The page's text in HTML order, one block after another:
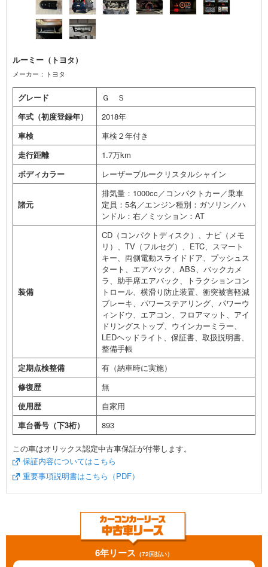
ルーミー（トヨタ）
メーカー：トヨタ
グレード
Ｇ Ｓ
年式（初度登録年）
2018年
車検
車検２年付き
走行距離
1.7万km
ボディカラー
レーザーブルークリスタルシャイン
諸元
排気量：1000cc／コンパクトカー／乗車
定員：5名／エンジン種別：ガソリン／ハ
ンドル：右／ミッション：AT
装備
CD（コンパクトディスク）、ナビ（メモ
リ）、TV（フルセグ）、ETC、スマート
キー、両側電動スライドドア、プッシュス
タート、エアバック、ABS、バックカメ
ラ、助手席エアバック、トラクションコン
トロール、横滑り防止装置、衝突被害軽減
ブレーキ、パワーステアリング、パワーウ
ィンドウ、エアコン、フロアマット、アイ
ドリングストップ、ウインカーミラー、
LEDヘッドライト、保証書、取扱説明書、
整備手帳
定期点検整備
有（納車時に実施）
修復歴
無
使用歴
自家用
車台番号（下3桁）
893
この車はオリックス認定中古車保証が付帯します。
保証内容についてはこちら
重要事項説明書はこちら（PDF）
6年リース （72回払い）